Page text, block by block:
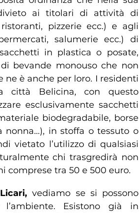
ai titolari di attività di
pizzerie ecc.) e agli
salumerie ecc.) di
in plastica o posate,
bevande monouso che non
ne è anche per loro. I residenti
città Belicina, con questo
esclusivamente sacchetti
biodegradabile, borse
nonna…), in stoffa o tessuto o
vietato l’utilizzo di qualsiasi
chi trasgredirà non
comprese tra 50 e 500 euro.
vediamo se si possono
Esistono già in